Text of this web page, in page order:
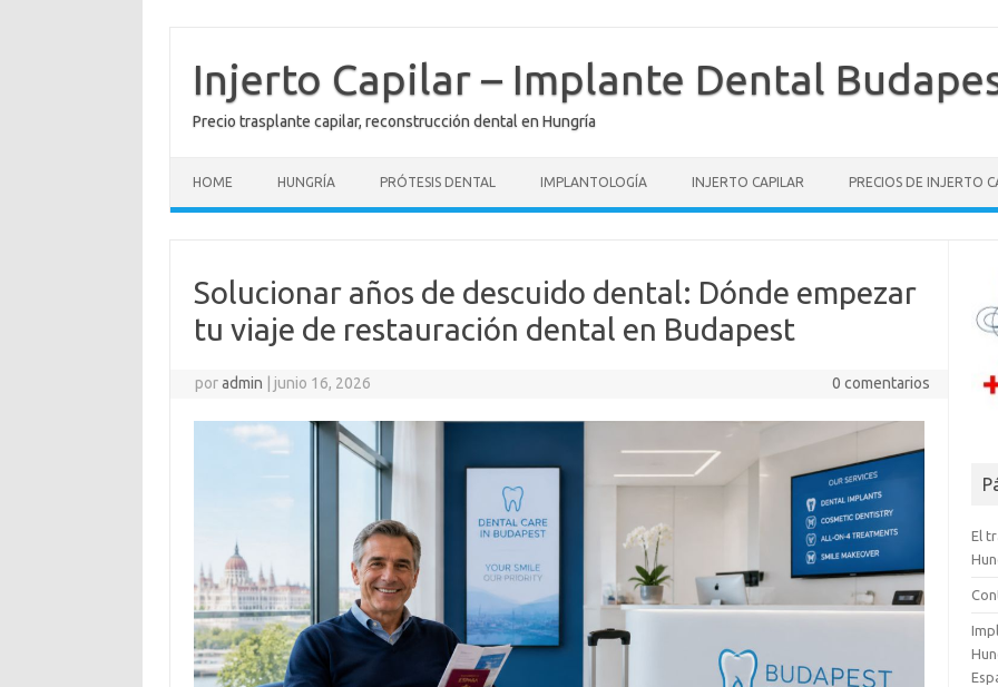
contenido
Injerto Capilar – Implante Dental
Precio trasplante capilar, reconstrucción dental en Hungría
HOME HUNGRÍA PRÓTESIS DENTAL IMPLANTOLOGÍA INJERTO CAPILAR PRECIOS DE INJERTO
Solucionar años de descuido dental: Dónde empezar
tu viaje de restauración dental en Budapest
poradmin junio 16, 2026 0 comentarios
El